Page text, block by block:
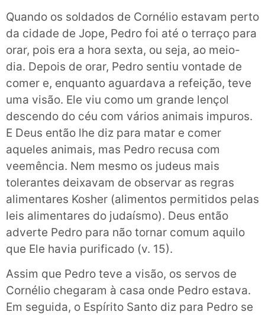
Quando os soldados de Cornélio estavam perto
da cidade de Jope, Pedro foi até o terraço para
orar, pois era a hora sexta, ou seja, ao meio-
dia. Depois de orar, Pedro sentiu vontade de
comer e, enquanto aguardava a refeição, teve
uma visão. Ele viu como um grande lençol
descendo do céu com vários animais impuros.
E Deus então lhe diz para matar e comer
aqueles animais, mas Pedro recusa com
veemência. Nem mesmo os judeus mais
tolerantes deixavam de observar as regras
alimentares Kosher (alimentos permitidos pelas
leis alimentares do judaísmo). Deus então
adverte Pedro para não tornar comum aquilo
que Ele havia purificado (v. 15).
Assim que Pedro teve a visão, os servos de
Cornélio chegaram à casa onde Pedro estava.
Em seguida, o Espírito Santo diz para Pedro se